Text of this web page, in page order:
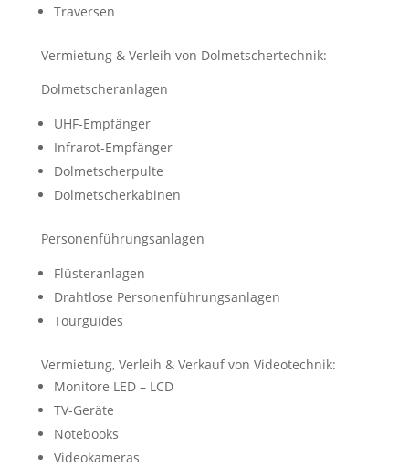
Traversen
Vermietung & Verleih von Dolmetschertechnik:
Dolmetscheranlagen
UHF-Empfänger
Infrarot-Empfänger
Dolmetscherpulte
Dolmetscherkabinen
Personenführungsanlagen
Flüsteranlagen
Drahtlose Personenführungsanlagen
Tourguides
Vermietung, Verleih & Verkauf von Videotechnik:
Monitore LED – LCD
TV-Geräte
Notebooks
Videokameras